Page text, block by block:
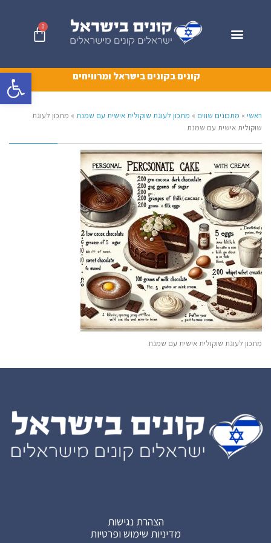
פתח
0
קונים בקונים בישראל ומרוויחים
ראשי » מתכונים שווים » מתכון לעוגת שוקולית אישית עם שמנת » מתכון לעוגת
שוקולית אישית עם שמנת
מתכון לעוגת שוקולית אישית עם שמנת
הצהרת נגישות
מדיניות שימוש ופרטיות